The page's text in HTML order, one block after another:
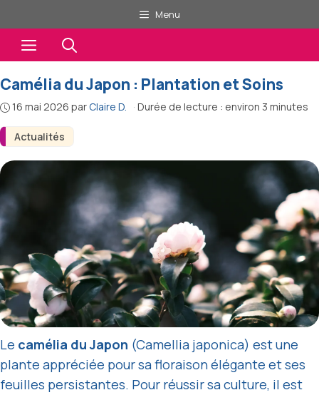
au
contenu
Menu
Menu
Actualités
Camélia du Japon : Plantation et Soins
16 mai 2026 par Claire D. · Durée de lecture : environ 3 minutes
Le camélia du Japon (Camellia japonica) est une
plante appréciée pour sa floraison élégante et ses
feuilles persistantes. Pour réussir sa culture, il est